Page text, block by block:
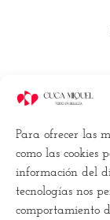
Para ofrecer las
como las cookies
información del
tecnologías nos
comportamiento
Calle